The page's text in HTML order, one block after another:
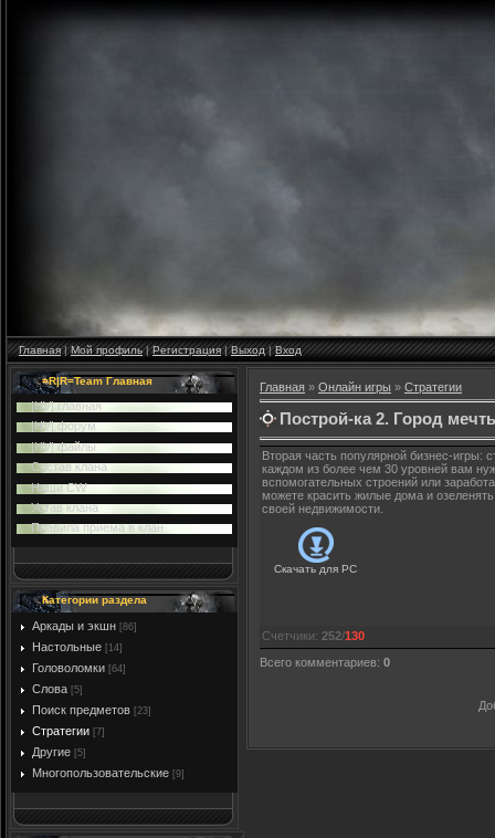
Главная|Мой профиль|Регистрация|Выход|Вход
=R|R=Team Главная
|HV| главная
|HV| форум
|HV| файлы
Cостав клана
Наши CW
Устав клана
Правила приема в клан
Категории раздела
Аркады и экшн [86]
Настольные [14]
Головоломки [64]
Слова [5]
Поиск предметов [23]
Стратегии [7]
Другие [5]
Многопользовательские [9]
Главная » Онлайн игры » Стратегии
Построй-ка 2. Город
Вторая часть популярной бизнес-
каждом из более чем 30 уровней вам
вспомогательных строений или
можете красить жилые дома и
своей недвижимости.
Скачать для PC
Счетчики: 252/130
Всего комментариев: 0